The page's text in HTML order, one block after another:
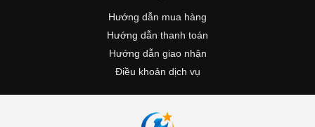
Hướng dẫn mua hàng
Hướng dẫn thanh toán
Hướng dẫn giao nhận
Điều khoản dịch vụ